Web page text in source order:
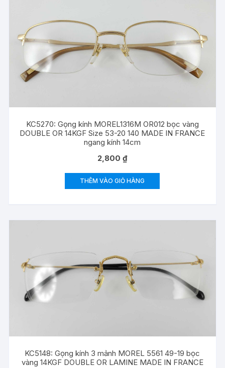
KC5270: Gọng kính MOREL1316M OR012 bọc vàng
DOUBLE OR 14KGF Size 53-20 140 MADE IN FRANCE
ngang kính 14cm
2,800₫
THÊM VÀO GIỎ HÀNG
KC5148: Gọng kính 3 mảnh MOREL 5561 49-19 bọc
vàng 14KGF DOUBLE OR LAMINE MADE IN FRANCE